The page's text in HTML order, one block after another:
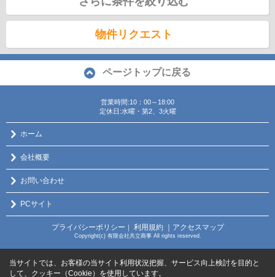
物件リクエスト
ページトップに戻る
営業時間:10：00～18:00
定休日:水曜・第2、3火曜
ホーム
会社概要
お問い合わせ
PCサイト
プライバシーポリシー ｜ 利用規約 ｜アクセスマップ
Copyright(c) 有限会社共立商事 All rights reserved.
当サイトでは、お客様の当サイト利用状況把握、サービス向上検討を目的と
して、クッキー（Cookie）を使用しています。